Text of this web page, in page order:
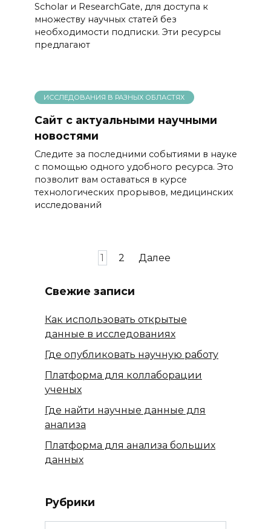
Scholar и ResearchGate, для доступа к
множеству научных статей без
необходимости подписки. Эти ресурсы
предлагают
ИССЛЕДОВАНИЯ В РАЗНЫХ ОБЛАСТЯХ
Сайт с актуальными научными
новостями
Следите за последними событиями в науке
с помощью одного удобного ресурса. Это
позволит вам оставаться в курсе
технологических прорывов, медицинских
исследований
1 2 Далее
Свежие записи
Как использовать открытые
данные в исследованиях
Где опубликовать научную работу
Платформа для коллаборации
ученых
Где найти научные данные для
анализа
Платформа для анализа больших
данных
Рубрики